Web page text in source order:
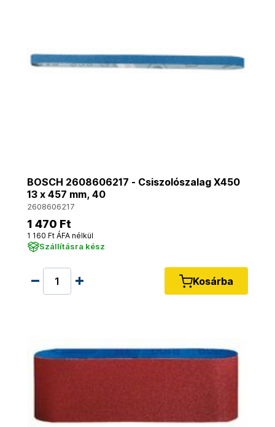
BOSCH 2608606217 - Csiszolószalag X450
13 x 457 mm, 40
2608606217
1 470 Ft
1 160 Ft ÁFA nélkül
Szállításra kész
Kosárba